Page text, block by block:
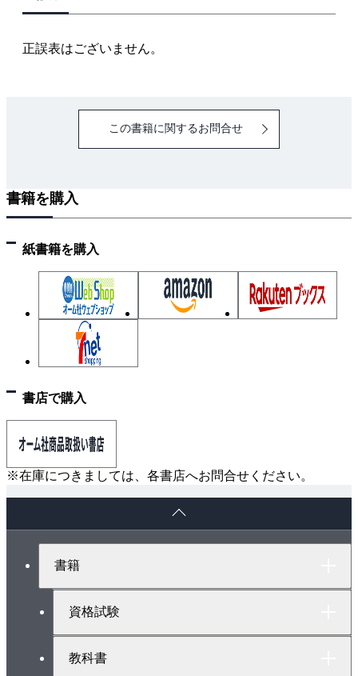
1-4 直並列回路の電圧・電流 －電流計・電圧
計・スイッチ－
1-7 単相交流回路 －電力・力率－
1-8 三相交流回路 －基本－
1-9 三相交流回路の電力・力率
2-1 単相2線式の電流と電圧
2-2 単相3線式の電流と電圧 －不平衡負荷の場
合－
2-4 電線の許容電流
2-5 屋内幹線の許容電流
2-6 屋内幹線の過電流遮断器の施設
2-7 分岐回路の施設
よび工具
3-1 三相誘導電動機の始動電流と始動法
3-2 三相誘導電動機の特性
3-3 蛍光灯回路と各種放電灯
3-5 配線器具 －ヒューズ・配線用遮断器－
3-6 電線・ケーブルおよびコード
3-7 金属製電線管と付属品
4-2 施設場所と工事方法 －解釈第174条他－
正誤表はございません。
この書籍に関するお問合せ
書籍を購入
紙書籍を購入
書店で購入
※在庫につきましては、各書店へお問合せください。
書籍
資格試験
教科書